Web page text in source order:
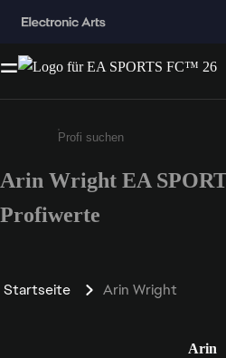
Gib mindestens 3
Arin Wright EA
Profiwerte
Startseite Arin Wright
Arin